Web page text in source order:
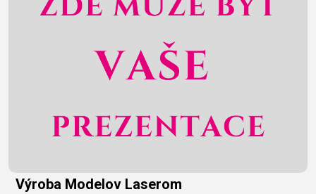
Výroba Modelov Laserom